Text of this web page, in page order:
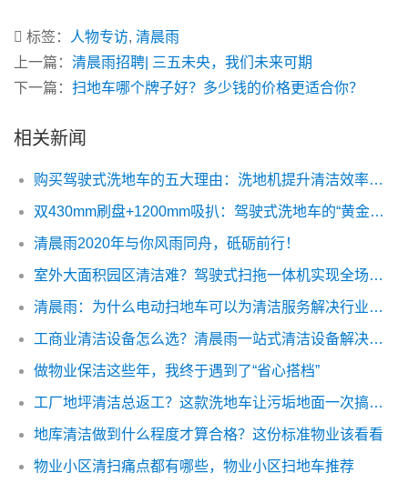
标签： 人物专访, 清晨雨
上一篇： 清晨雨招聘| 三五未央，我们未来可期
下一篇： 扫地车哪个牌子好？多少钱的价格更适合你？
相关新闻
购买驾驶式洗地车的五大理由：洗地机提升清洁效率，降低企业人力成本
双430mm刷盘+1200mm吸扒：驾驶式洗地车的“黄金组合”如何重构清洁技术范式？
清晨雨2020年与你风雨同舟，砥砺前行！
室外大面积园区清洁难？驾驶式扫拖一体机实现全场景高效保洁
清晨雨：为什么电动扫地车可以为清洁服务解决行业痛点
工商业清洁设备怎么选？清晨雨一站式清洁设备解决方案省心又高效
做物业保洁这些年，我终于遇到了“省心搭档”
工厂地坪清洁总返工？这款洗地车让污垢地面一次搞定！
地库清洁做到什么程度才算合格？这份标准物业该看看
物业小区清扫痛点都有哪些，物业小区扫地车推荐